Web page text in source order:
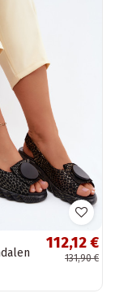
112,12 €
131,90 €